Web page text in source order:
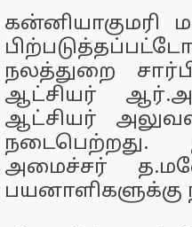
கன்னியாகுமரி
நலத்துறை
ஆட்சியர்
ஆட்சியர்
நடைபெற்றது.
அமைச்சர்